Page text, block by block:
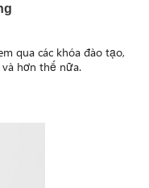
qua các khóa đào tạo,
hơn thế nữa.